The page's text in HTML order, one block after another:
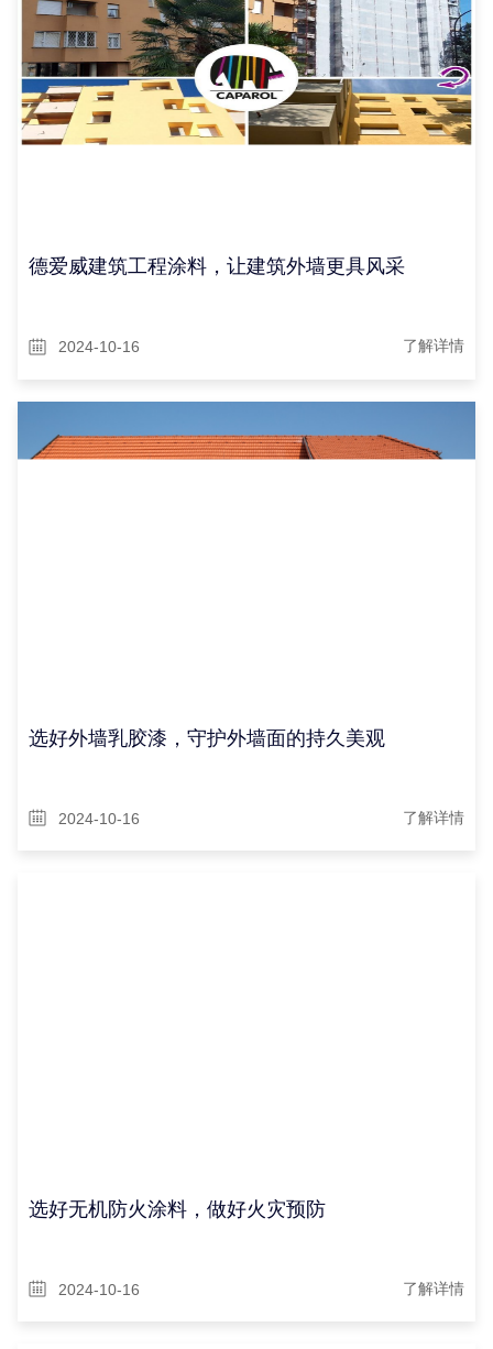
德爱威建筑工程涂料，让建筑外墙更具风采
2024-10-16 了解详情
选好外墙乳胶漆，守护外墙面的持久美观
2024-10-16 了解详情
选好无机防火涂料，做好火灾预防
2024-10-16 了解详情